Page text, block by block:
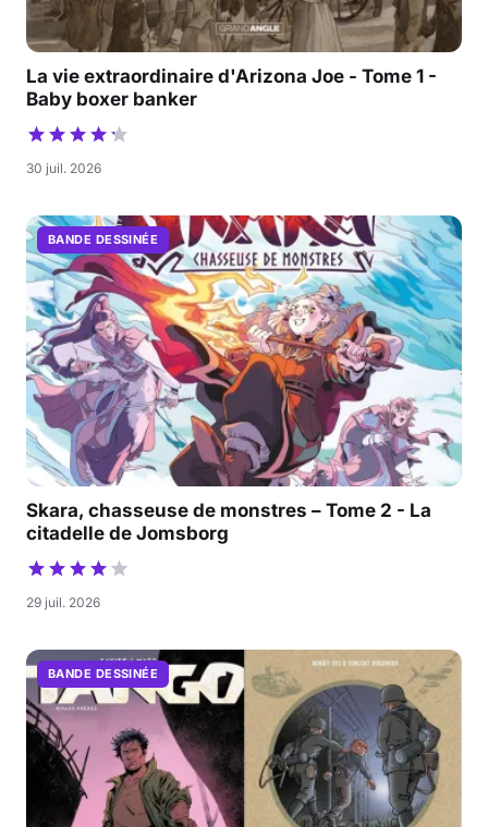
La vie extraordinaire d'Arizona Joe - Tome 1 -
Baby boxer banker
30 juil. 2026
BANDE DESSINÉE
Skara, chasseuse de monstres – Tome 2 - La
citadelle de Jomsborg
29 juil. 2026
BANDE DESSINÉE